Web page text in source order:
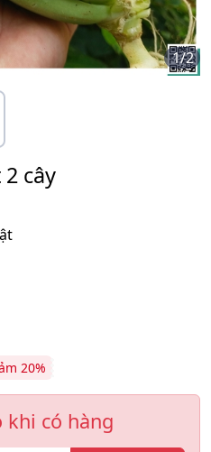
1/2
cây
20%
khi có hàng